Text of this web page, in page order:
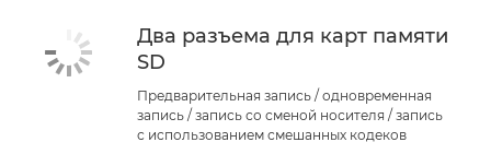
Два разъема для карт памяти
SD
Предварительная запись / одновременная
запись / запись со сменой носителя / запись
с использованием смешанных кодеков